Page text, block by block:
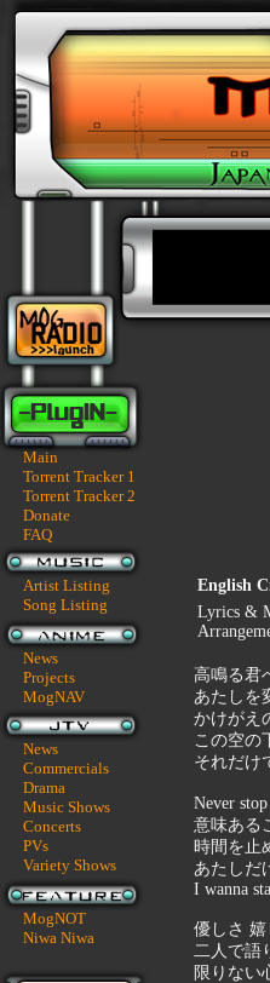
Main
Torrent Tracker 1
Torrent Tracker 2
Donate
FAQ
Artist Listing
Song Listing
News
Projects
MogNAV
News
Commercials
Drama
Music Shows
Concerts
PVs
Variety Shows
MogNOT
Niwa Niwa
English
Lyrics &
高鳴る君
あたしを
かけがえ
この空の
それだけ
Never
意味ある
時間を止
あたしだ
I wanna
優しさ 嬉
二人で語
限りない